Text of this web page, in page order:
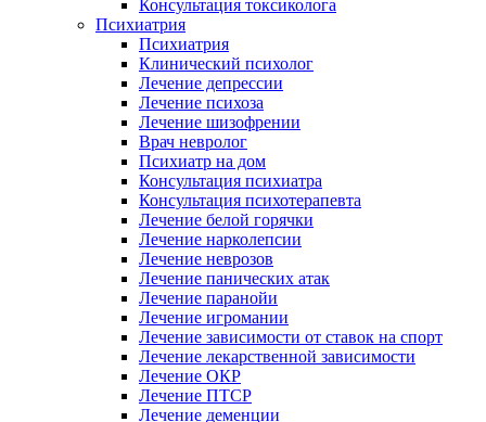
Консультация токсиколога
Психиатрия
Психиатрия
Клинический психолог
Лечение депрессии
Лечение психоза
Лечение шизофрении
Врач невролог
Психиатр на дом
Консультация психиатра
Консультация психотерапевта
Лечение белой горячки
Лечение нарколепсии
Лечение неврозов
Лечение панических атак
Лечение паранойи
Лечение игромании
Лечение зависимости от ставок на спорт
Лечение лекарственной зависимости
Лечение ОКР
Лечение ПТСР
Лечение деменции